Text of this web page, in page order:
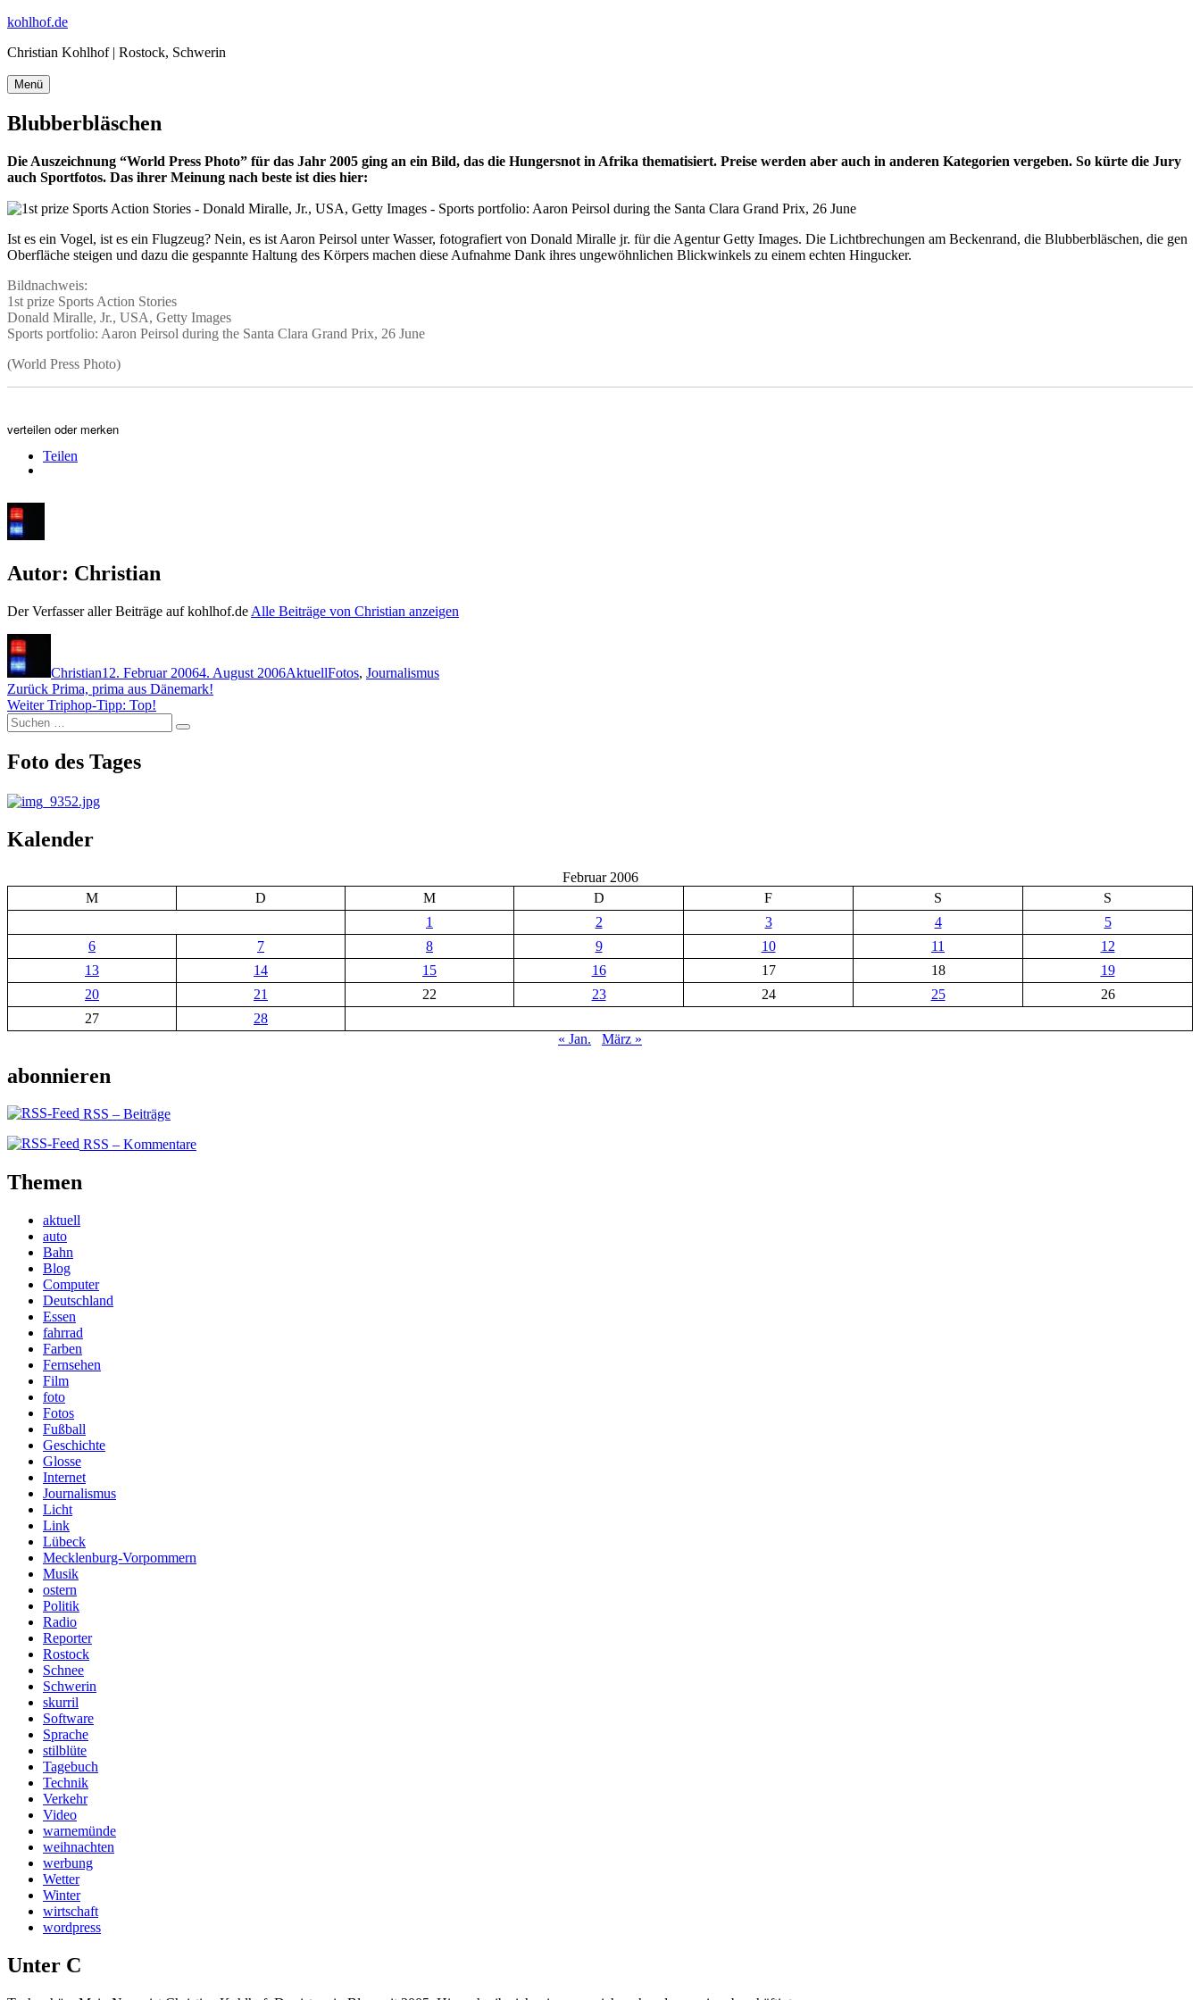
Zum
springen
kohlhof.de
Christian Kohlhof | Rostock, Schwerin
Menü
Blubberbläschen
Die Auszeichnung “World Press Photo” für das Jahr 2005 ging an ein Bild, das die Hungersnot in Afrika thematisiert. Preise werden aber auch in anderen Kategorien vergeben. So kürte die Jury
auch Sportfotos. Das ihrer Meinung nach beste ist dies hier:
Ist es ein Vogel, ist es ein Flugzeug? Nein, es ist Aaron Peirsol unter Wasser, fotografiert von Donald Miralle jr. für die Agentur Getty Images. Die Lichtbrechungen am Beckenrand, die Blubberbläschen, die gen
Oberfläche steigen und dazu die gespannte Haltung des Körpers machen diese Aufnahme Dank ihres ungewöhnlichen Blickwinkels zu einem echten Hingucker.
Bildnachweis:
1st prize Sports Action Stories
Donald Miralle, Jr., USA, Getty Images
Sports portfolio: Aaron Peirsol during the Santa Clara Grand Prix, 26 June
(World Press Photo)
verteilen oder merken
Teilen
Autor: Christian
Der Verfasser aller Beiträge auf kohlhof.de Alle Beiträge von Christian anzeigen
Christian12. Februar 20064. August 2006AktuellFotos, Journalismus
Beitragsnavigation
Zurück Vorheriger
Beitrag:
Prima, prima aus Dänemark!
Weiter Nächster
Beitrag:
Triphop-Tipp: Top!
Suchen
nach:
Suchen
Foto des Tages
Kalender
Februar 2006
M
D M D F S
S
1
2 3 4
5
6
7 8 9 10 11
12
13
14 15 16 17 18
19
20
21 22 23 24 25
26
27
28
« Jan.
März »
abonnieren
RSS – Beiträge
RSS – Kommentare
Themen
aktuell
auto
Bahn
Blog
Computer
Deutschland
Essen
fahrrad
Farben
Fernsehen
Film
foto
Fotos
Fußball
Geschichte
Glosse
Internet
Journalismus
Licht
Link
Lübeck
Mecklenburg-Vorpommern
Musik
ostern
Politik
Radio
Reporter
Rostock
Schnee
Schwerin
skurril
Software
Sprache
stilblüte
Tagebuch
Technik
Verkehr
Video
warnemünde
weihnachten
werbung
Wetter
Winter
wirtschaft
wordpress
Unter C